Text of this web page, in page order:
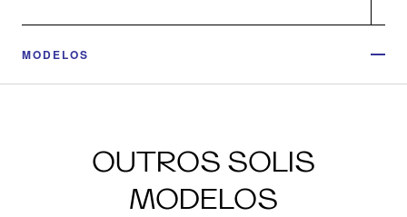
MODELOS
OUTROS SOLIS
MODELOS